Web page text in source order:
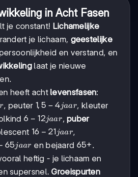
in Acht Fasen
je constant! Lichamelijke
je lichaam, geestelijke
en verstand, en
laat je nieuwe
heeft achtlevensfasen:
r, peuter 1,5-
4
jaar
1, 5 − 4jaar, kleuter
6-
12
jaar
6 − 12jaar,puber
16-
21
jaar
16 − 21jaar,
65jaar en bejaard 65+
65+.
heftig - je lichaam en
supersnel.Groeispurten